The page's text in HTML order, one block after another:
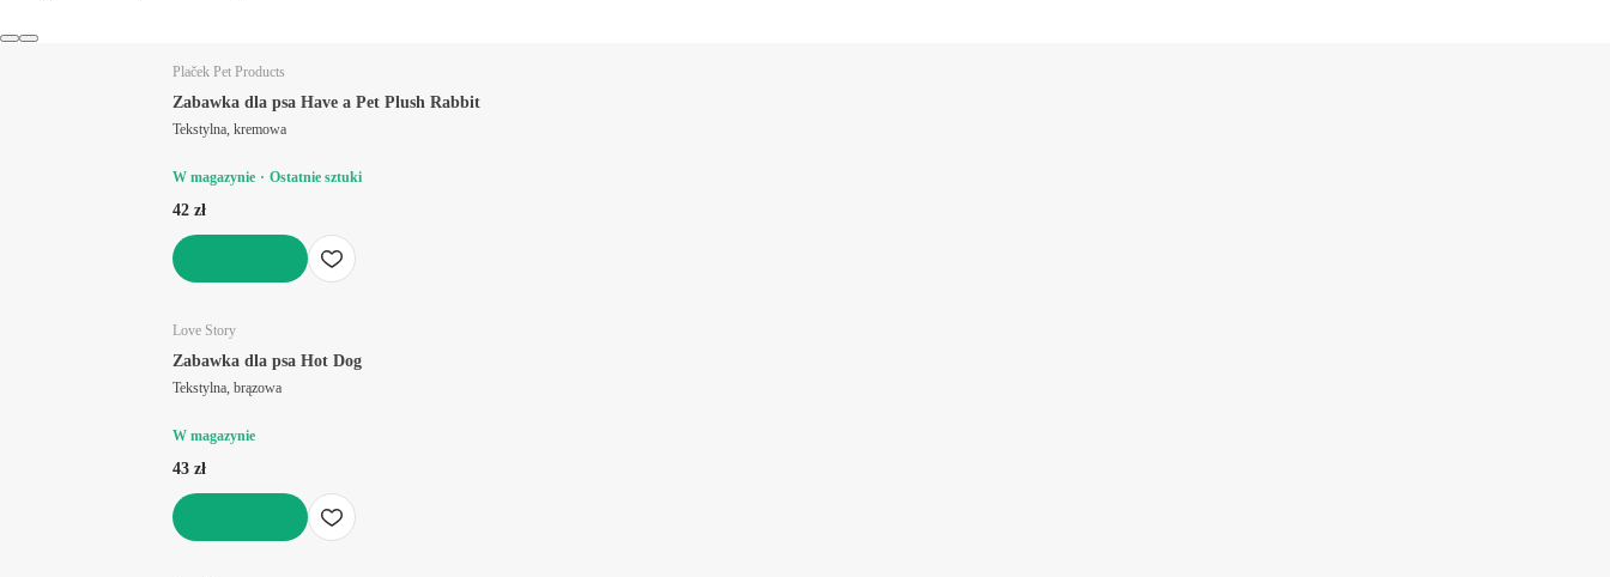
Plaček Pet Products
Zabawka dla psa Have a Pet Plush Rabbit
Tekstylna, kremowa
W magazynie Ostatnie sztuki
42 zł
Love Story
Zabawka dla psa Hot Dog
Tekstylna, brązowa
W magazynie
43 zł